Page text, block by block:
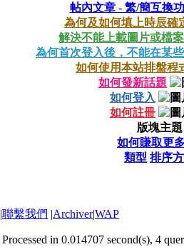
帖內文章 - 繁/簡互換
為何及如何填上時辰確
解決不能上載圖片或檔
為何首次登入後，不能在某
如何使用本站排盤程
如何發新話題
如何登入
如何註冊
版塊主題
如何賺取更
類型 排序
|聯繫我們 |Archiver|WAP
Processed in 0.014707 second(s), 4